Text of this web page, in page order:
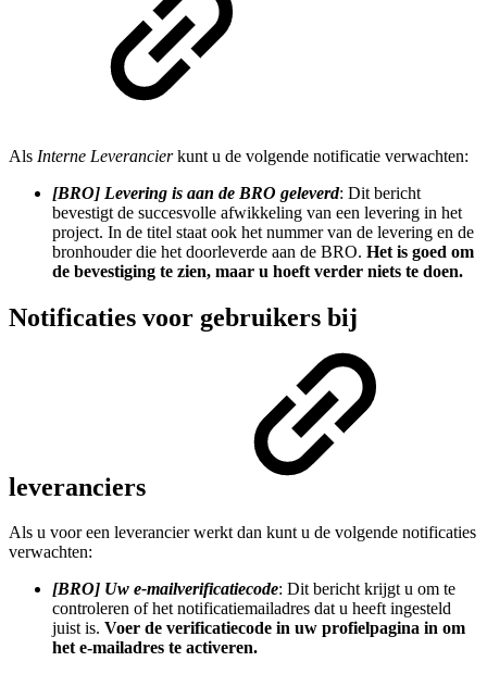
Als Interne Leverancierkunt u de volgende notificatie verwachten:
[BRO] Levering is aan de BRO geleverd: Dit bericht
bevestigt de succesvolle afwikkeling van een levering in het
project. In de titel staat ook het nummer van de levering en de
bronhouder die het doorleverde aan de BRO. Het is goed om
de bevestiging te zien, maar u hoeft verder niets te doen.
Notificaties voor gebruikers bij
leveranciers
Als u voor een leverancier werkt dan kunt u de volgende notificaties
verwachten:
[BRO] Uw e-mailverificatiecode: Dit bericht krijgt u om te
controleren of het notificatiemailadres dat u heeft ingesteld
juist is. Voer de verificatiecode in uw profielpagina in om
het e-mailadres te activeren.